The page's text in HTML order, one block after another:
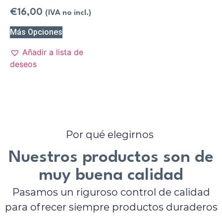
€16,00 (IVA no incl.)
Más Opciones
Añadir a lista de
deseos
Por qué elegirnos
Nuestros productos son de
muy buena calidad
Pasamos un riguroso control de calidad
para ofrecer siempre productos duraderos